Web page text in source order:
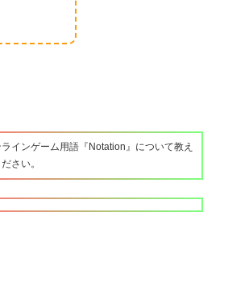
ラインゲーム用語『Notation』について教え
さい。